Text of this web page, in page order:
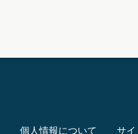
個人情報について サイ